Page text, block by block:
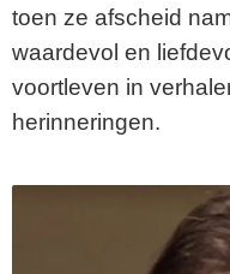
toen ze afscheid
waardevol en
voortleven in
herinneringen.